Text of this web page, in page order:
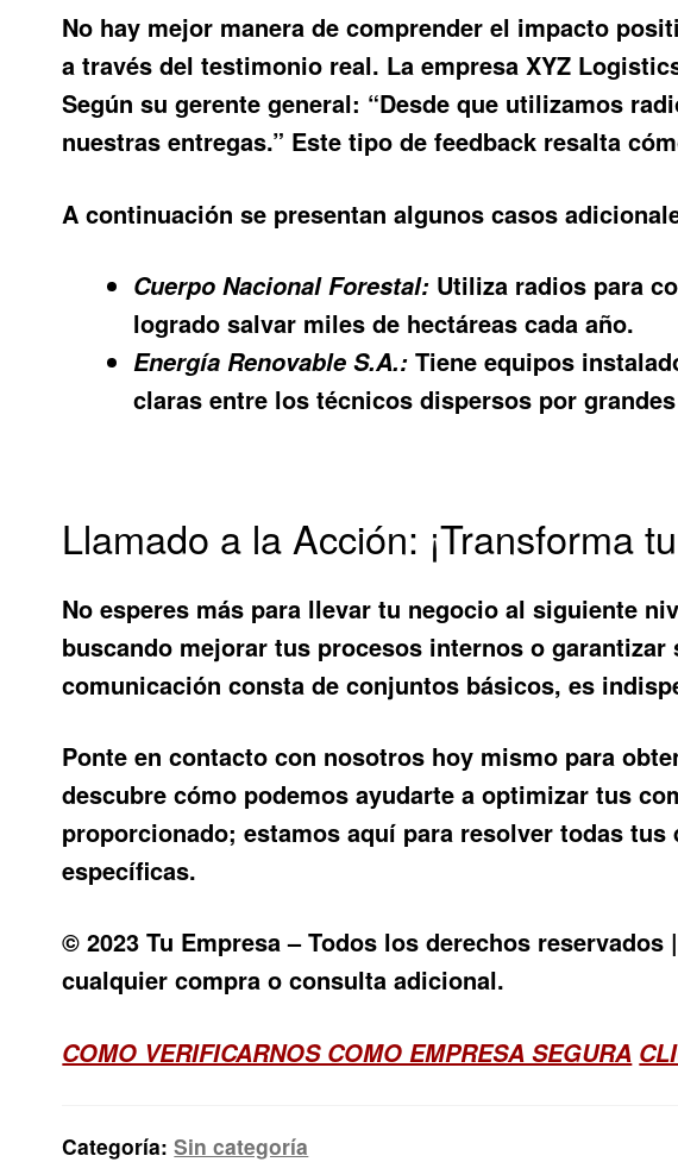
No hay mejor manera de comprender el impacto
a través del testimonio real. La empresa XYZ
Según su gerente general: “Desde que utilizamos
nuestras entregas.” Este tipo de feedback resalta
A continuación se presentan algunos casos
Cuerpo Nacional Forestal: Utiliza radios para
logrado salvar miles de hectáreas cada año.
Energía Renovable S.A.:Tiene equipos
claras entre los técnicos dispersos por
Llamado a la Acción: ¡Transforma
No esperes más para llevar tu negocio al siguiente
buscando mejorar tus procesos internos o
comunicación consta de conjuntos básicos, es
Ponte en contacto con nosotros hoy mismo para
descubre cómo podemos ayudarte a optimizar tus
proporcionado; estamos aquí para resolver todas
específicas.
© 2023 Tu Empresa – Todos los derechos
cualquier compra o consulta adicional.
COMO VERIFICARNOS COMO EMPRESA SEGURA
Categoría:Sin categoría